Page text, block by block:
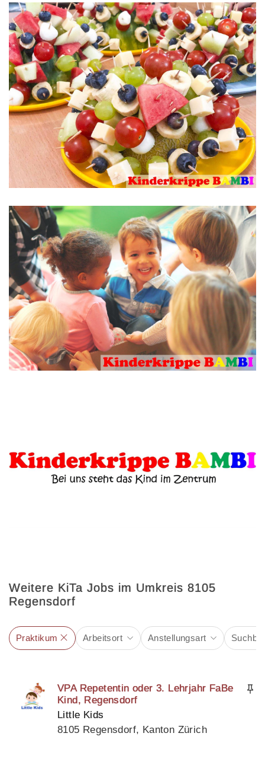
Weitere KiTa Jobs im Umkreis 8105
Regensdorf
Praktikum Arbeitsort Anstellungsart
VPA Repetentin oder 3. Lehrjahr FaBe
Kind, Regensdorf
Little Kids
8105 Regensdorf, Kanton Zürich